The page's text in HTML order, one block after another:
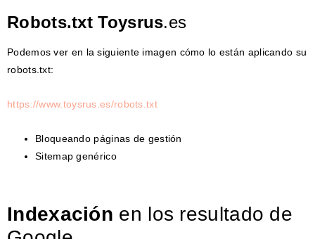
Robots.txt Toysrus.es
Podemos ver en la siguiente imagen cómo lo están aplicando su
robots.txt:
https://www.toysrus.es/robots.txt
Bloqueando páginas de gestión
Sitemap genérico
Indexación en los resultado de